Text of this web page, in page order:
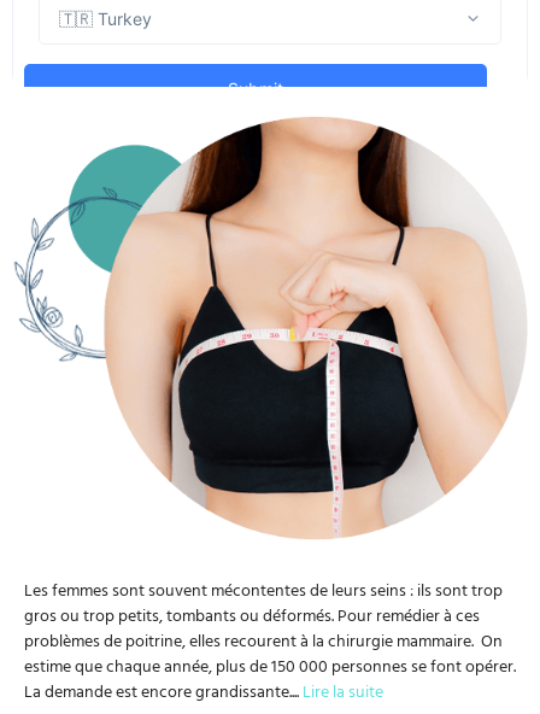
Les femmes sont souvent mécontentes de leurs seins : ils sont trop
gros ou trop petits, tombants ou déformés. Pour remédier à ces
problèmes de poitrine, elles recourent à la chirurgie mammaire. On
estime que chaque année, plus de 150 000 personnes se font opérer.
La demande est encore grandissante....Lire la suite